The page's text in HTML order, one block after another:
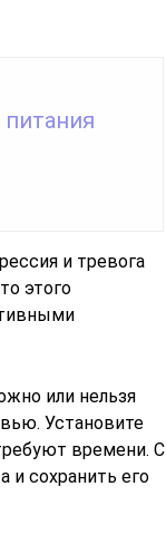
и тревога
этого
или нельзя
Установите
времени. С
и сохранить его